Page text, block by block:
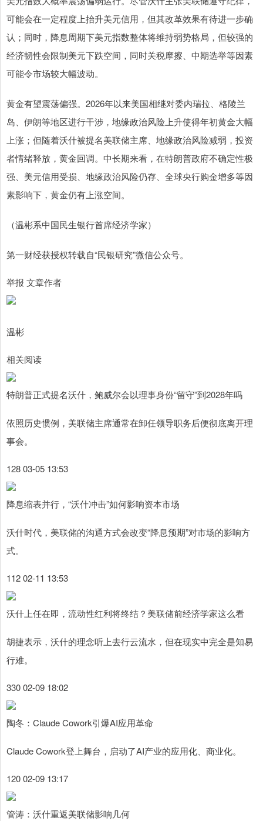
可能会在一定程度上抬升美元信用，但其改革效果有待进一步确
认；同时，降息周期下美元指数整体将维持弱势格局，但较强的
经济韧性会限制美元下跌空间，同时关税摩擦、中期选举等因素
可能令市场较大幅波动。
黄金有望震荡偏强。2026年以来美国相继对委内瑞拉、格陵兰
岛、伊朗等地区进行干涉，地缘政治风险上升使得年初黄金大幅
上涨；但随着沃什被提名美联储主席、地缘政治风险减弱，投资
者情绪释放，黄金回调。中长期来看，在特朗普政府不确定性极
强、美元信用受损、地缘政治风险仍存、全球央行购金增多等因
素影响下，黄金仍有上涨空间。
（温彬系中国民生银行首席经济学家）
第一财经获授权转载自“民银研究”微信公众号。
举报 文章作者
温彬
相关阅读
特朗普正式提名沃什，鲍威尔会以理事身份“留守”到2028年吗
依照历史惯例，美联储主席通常在卸任领导职务后便彻底离开理
事会。
128 03-05 13:53
降息缩表并行，“沃什冲击”如何影响资本市场
沃什时代，美联储的沟通方式会改变“降息预期”对市场的影响方
式。
112 02-11 13:53
沃什上任在即，流动性红利将终结？美联储前经济学家这么看
胡捷表示，沃什的理念听上去行云流水，但在现实中完全是知易
行难。
330 02-09 18:02
陶冬：Claude Cowork引爆AI应用革命
Claude Cowork登上舞台，启动了AI产业的应用化、商业化。
120 02-09 13:17
管涛：沃什重返美联储影响几何